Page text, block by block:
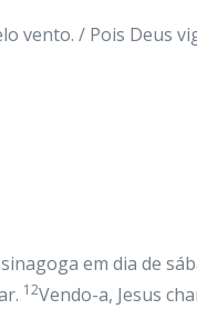
vento. / Pois Deus
em dia de
12Vendo-a, Jesus